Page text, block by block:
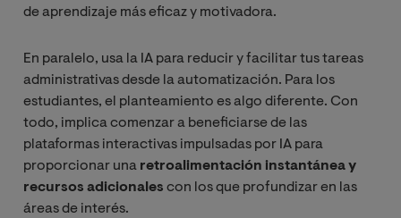
de aprendizaje más eficaz y motivadora.
En paralelo, usa la IA para reducir y facilitar tus tareas
administrativas desde la automatización. Para los
estudiantes, el planteamiento es algo diferente. Con
todo, implica comenzar a beneficiarse de las
plataformas interactivas impulsadas por IA para
proporcionar una retroalimentación instantánea y
recursos adicionales con los que profundizar en las
áreas de interés.